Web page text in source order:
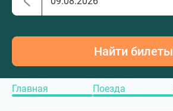
Найти билеты
Главная Поезда